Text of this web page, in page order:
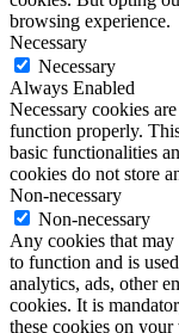
browsing experience.
Necessary
Necessary
Always Enabled
Necessary cookies
function properly.
basic functionalities
cookies do not store
Non-necessary
Non-necessary
Any cookies that
to function and is
analytics, ads, other
cookies. It is
these cookies on your